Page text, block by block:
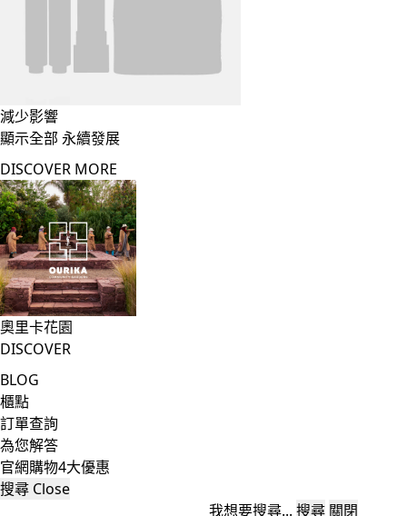
減少影響
顯示全部 永續發展
DISCOVER MORE
奧里卡花園
DISCOVER
BLOG
櫃點
訂單查詢
為您解答
官網購物4大優惠
搜尋 Close
我想要搜尋... 搜尋 關閉